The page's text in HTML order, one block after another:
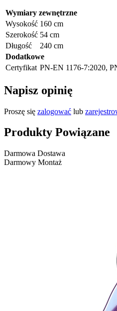
Wymiary zewnętrzne
Wysokość 160 cm
Szerokość 54 cm
Długość
240 cm
Dodatkowe
Certyfikat PN-EN 1176-7:2020,
Napisz opinię
Proszę się zalogować lub
Produkty Powiązane
Darmowa Dostawa
Darmowy Montaż